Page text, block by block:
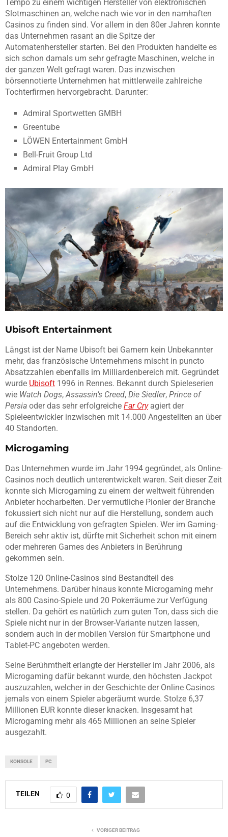
Tempo zu einem wichtigen Hersteller von elektronischen
Slotmaschinen an, welche nach wie vor in den namhaften
Casinos zu finden sind. Vor allem in den 80er Jahren konnte
das Unternehmen rasant an die Spitze der
Automatenhersteller starten. Bei den Produkten handelte es
sich schon damals um sehr gefragte Maschinen, welche in
der ganzen Welt gefragt waren. Das inzwischen
börsennotierte Unternehmen hat mittlerweile zahlreiche
Tochterfirmen hervorgebracht. Darunter:
Admiral Sportwetten GMBH
Greentube
LÖWEN Entertainment GmbH
Bell-Fruit Group Ltd
Admiral Play GmbH
Ubisoft Entertainment
Längst ist der Name Ubisoft bei Gamern kein Unbekannter
mehr, das französische Unternehmens mischt in puncto
Absatzzahlen ebenfalls im Milliardenbereich mit. Gegründet
wurde Ubisoft 1996 in Rennes. Bekannt durch Spieleserien
wie Watch Dogs, Assassin’s Creed, Die Siedler, Prince of
Persia oder das sehr erfolgreiche Far Cryagiert der
Spieleentwickler inzwischen mit 14.000 Angestellten an über
40 Standorten.
Microgaming
Das Unternehmen wurde im Jahr 1994 gegründet, als Online-
Casinos noch deutlich unterentwickelt waren. Seit dieser Zeit
konnte sich Microgaming zu einem der weltweit führenden
Anbieter hocharbeiten. Der vermutliche Pionier der Branche
fokussiert sich nicht nur auf die Herstellung, sondern auch
auf die Entwicklung von gefragten Spielen. Wer im Gaming-
Bereich sehr aktiv ist, dürfte mit Sicherheit schon mit einem
oder mehreren Games des Anbieters in Berührung
gekommen sein.
Stolze 120 Online-Casinos sind Bestandteil des
Unternehmens. Darüber hinaus konnte Microgaming mehr
als 800 Casino-Spiele und 20 Pokerräume zur Verfügung
stellen. Da gehört es natürlich zum guten Ton, dass sich die
Spiele nicht nur in der Browser-Variante nutzen lassen,
sondern auch in der mobilen Version für Smartphone und
Tablet-PC angeboten werden.
Seine Berühmtheit erlangte der Hersteller im Jahr 2006, als
Microgaming dafür bekannt wurde, den höchsten Jackpot
auszuzahlen, welcher in der Geschichte der Online Casinos
jemals von einem Spieler abgeräumt wurde. Stolze 6,37
Millionen EUR konnte dieser knacken. Insgesamt hat
Microgaming mehr als 465 Millionen an seine Spieler
ausgezahlt.
KONSOLE PC
TEILEN 0
VORIGER BEITRAG